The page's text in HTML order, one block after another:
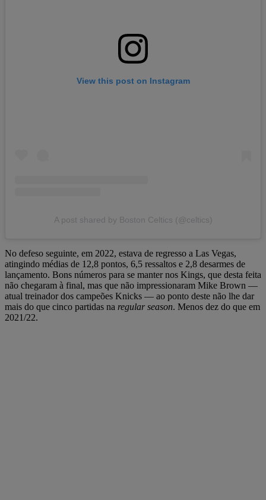
View this post on Instagram
A post shared by Boston Celtics (@celtics)
No defeso seguinte, em 2022, estava de regresso a Las Vegas,
atingindo médias de 12,8 pontos, 6,5 ressaltos e 2,8 desarmes de
lançamento. Bons números para se manter nos Kings, que desta feita
não chegaram à final, mas que não impressionaram Mike Brown —
atual treinador dos campeões Knicks — ao ponto deste não lhe dar
mais do que cinco partidas na regular season. Menos dez do que em
2021/22.